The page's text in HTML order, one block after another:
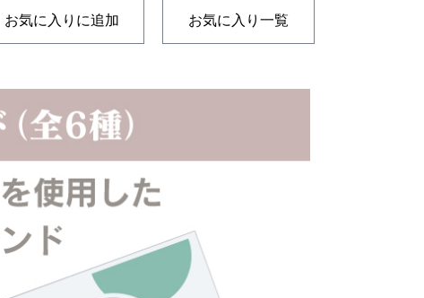
お気に入りに追加 お気に入り一覧